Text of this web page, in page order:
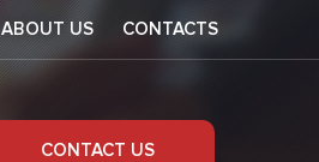
ABOUT US CONTACTS
CONTACT US